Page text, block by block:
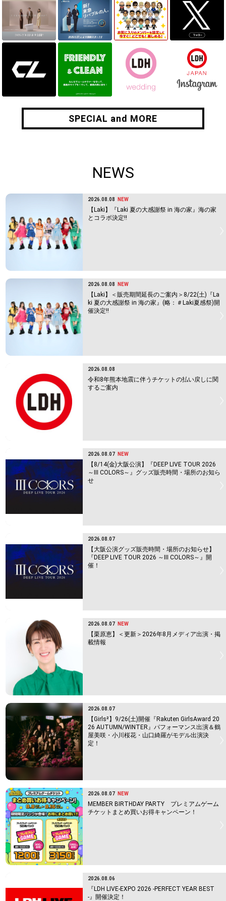
SPECIAL and MORE
SPECIAL and MORE
NEWS
2026.08.08 NEW
【Laki】『Laki 夏の大感謝祭 in 海の家』海の家
とコラボ決定!!
2026.08.08 NEW
【Laki】＜販売期間延長のご案内＞8/22(土)『La
ki 夏の大感謝祭 in 海の家』(略：＃Laki夏感祭)開
催決定!!
2026.08.08
令和8年熊本地震に伴うチケットの払い戻しに関
するご案内
2026.08.07 NEW
【8/14(金)大阪公演】『DEEP LIVE TOUR 2026
～Ⅲ COLORS～』グッズ販売時間・場所のお知ら
せ
2026.08.07
【大阪公演グッズ販売時間・場所のお知らせ】
『DEEP LIVE TOUR 2026 ～Ⅲ COLORS～』開
催！
2026.08.07 NEW
【栗原恵】＜更新＞2026年8月メディア出演・掲
載情報
2026.08.07
【Girls²】9/26(土)開催『Rakuten GirlsAward 20
26 AUTUMN/WINTER』パフォーマンス出演＆鶴
屋美咲・小川桜花・山口綺羅がモデル出演決
定！
2026.08.07 NEW
MEMBER BIRTHDAY PARTY プレミアムゲーム
チケットまとめ買いお得キャンペーン！
2026.08.06
『LDH LIVE-EXPO 2026 -PERFECT YEAR BEST
-』開催決定！